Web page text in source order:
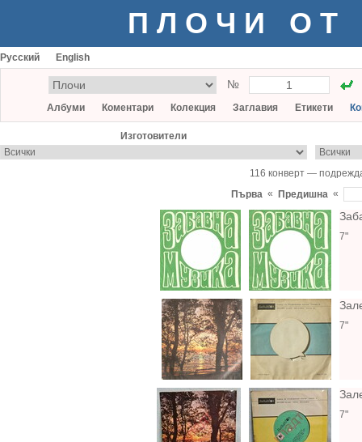
ПЛОЧИ ОТ
Русский English
№
Албуми Коментари Колекция Заглавия Етикети
Изготовители
116 конверт —
Първа « Предишна «
7"
7"
7"